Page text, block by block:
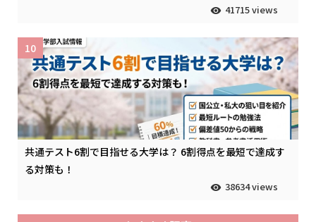
41715 views
共通テスト6割で目指せる大学は？ 6割得点を最短で達成す
る対策も！
38634 views
10